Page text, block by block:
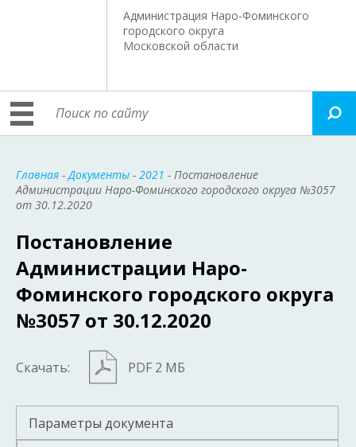
Администрация Наро-Фоминского
городского округа
Московской области
Главная -Документы - 2021 - Постановление
Администрации Наро-Фоминского городского округа №3057
от 30.12.2020
Постановление
Администрации Наро-
Фоминского городского округа
№3057 от 30.12.2020
Скачать: PDF 2 МБ
Параметры документа